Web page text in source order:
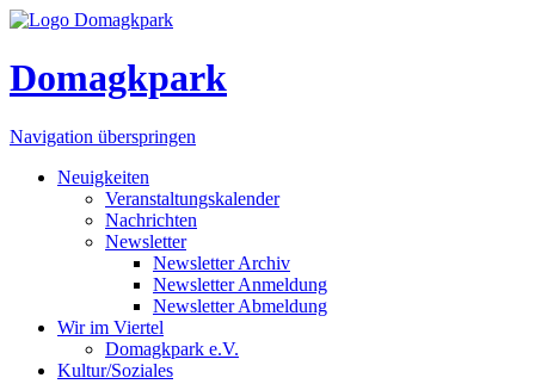
Domagkpark
Navigation überspringen
Neuigkeiten
Veranstaltungskalender
Nachrichten
Newsletter
Newsletter Archiv
Newsletter Anmeldung
Newsletter Abmeldung
Wir im Viertel
Domagkpark e.V.
Kultur/Soziales